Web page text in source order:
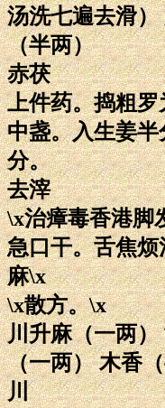
汤洗七遍去滑
（半两）
赤茯
上件药。捣粗
中盏。入生姜
分。
去滓
\x治瘴毒香港脚
急口干。舌焦
麻\x
\x散方。\x
川升麻（一两
（一两） 木香
川